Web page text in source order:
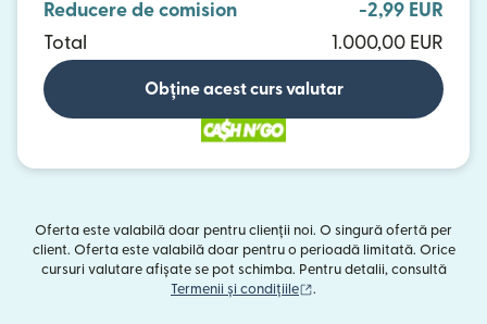
Reducere de comision
-2,99 EUR
Total
1.000,00 EUR
Obține acest curs valutar
Oferta este valabilă doar pentru clienții noi. O singură ofertă per
client. Oferta este valabilă doar pentru o perioadă limitată. Orice
cursuri valutare afișate se pot schimba. Pentru detalii, consultă
Termenii și condițiile
.